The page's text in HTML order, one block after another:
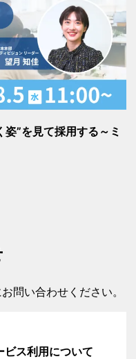
”を見て採用する～ミ
問い合わせください。
ビス利用について